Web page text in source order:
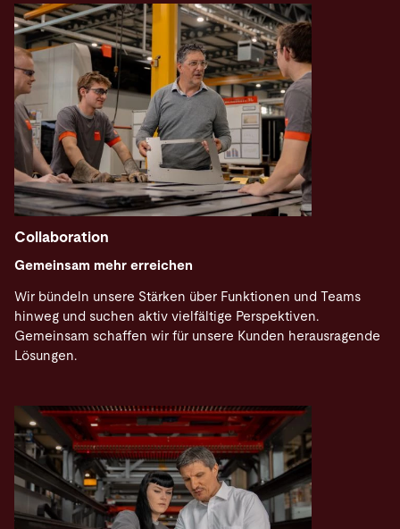
Collaboration
Gemeinsam mehr erreichen
Wir bündeln unsere Stärken über Funktionen und Teams
hinweg und suchen aktiv vielfältige Perspektiven.
Gemeinsam schaffen wir für unsere Kunden herausragende
Lösungen.